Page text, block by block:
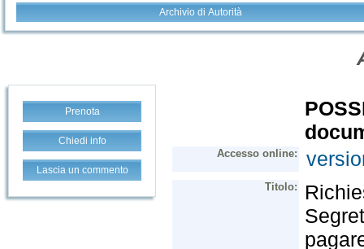
Archivio di Autorità
Prenota
Chiedi info
Lascia un commento